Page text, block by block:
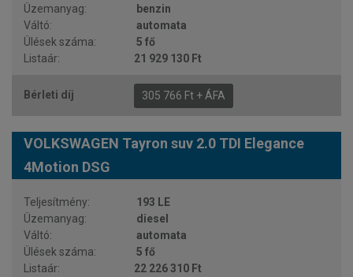
benzin
automata
5 fő
21 929 130 Ft
305 766 Ft + ÁFA
VOLKSWAGEN Tayron suv 2.0 TDI Elegance
4Motion DSG
193 LE
diesel
automata
5 fő
22 226 310 Ft